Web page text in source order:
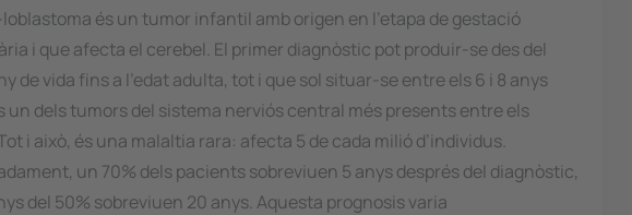
és un tumor infantil amb origen en l’etapa de gestació
i que afecta el cerebel. El primer diagnòstic pot produir-se des del
de vida fins a l'edat adulta, tot i que sol situar-se entre els 6 i 8 anys
un dels tumors del sistema nerviós central més presents entre els
i això, és una malaltia rara: afecta 5 de cada milió d’individus.
un 70% dels pacients sobreviuen 5 anys després del diagnòstic,
del 50% sobreviuen 20 anys. Aquesta prognosis varia